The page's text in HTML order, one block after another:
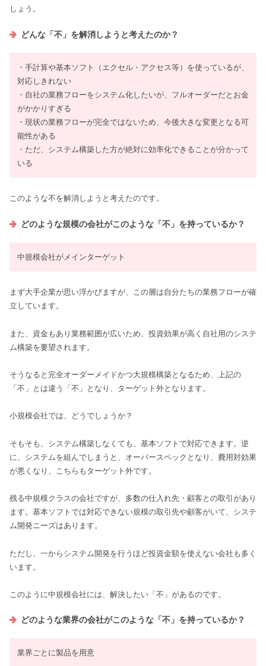
しょう。
どんな「不」を解消しようと考えたのか？
・手計算や基本ソフト（エクセル・アクセス等）を使っているが、
対応しきれない
・自社の業務フローをシステム化したいが、フルオーダーだとお金
がかかりすぎる
・現状の業務フローが完全ではないため、今後大きな変更となる可
能性がある
・ただ、システム構築した方が絶対に効率化できることが分かって
いる
このような不を解消しようと考えたのです。
どのような規模の会社がこのような「不」を持っているか？
中規模会社がメインターゲット
まず大手企業が思い浮かびますが、この層は自分たちの業務フローが確
立しています。
また、資金もあり業務範囲が広いため、投資効果が高く自社用のシステ
ム構築を要望されます。
そうなると完全オーダーメイドかつ大規模構築となるため、上記の
「不」とは違う「不」となり、ターゲット外となります。
小規模会社では、どうでしょうか？
そもそも、システム構築しなくても、基本ソフトで対応できます。逆
に、システムを組んでしまうと、オーバースペックとなり、費用対効果
が悪くなり、こちらもターゲット外です。
残る中規模クラスの会社ですが、多数の仕入れ先・顧客との取引があり
ます。基本ソフトでは対応できない規模の取引先や顧客がいて、システ
ム開発ニーズはあります。
ただし、一からシステム開発を行うほど投資金額を使えない会社も多く
います。
このように中規模会社には、解決したい「不」があるのです。
どのような業界の会社がこのような「不」を持っているか？
業界ごとに製品を用意